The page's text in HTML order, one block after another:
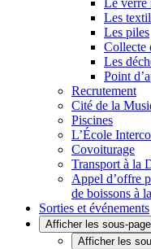
Le verre
Les
Les piles
Collecte
Les
Point
Recrutement
Cité de la
Piscines
L’École
Covoiturage
Transport à la
Appel d’offre
de boissons à
Sorties et événements
Afficher les sous-
Afficher les